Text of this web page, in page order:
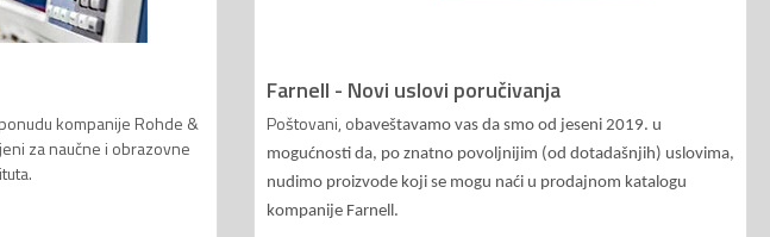
kompanije Rohde &
za naučne i obrazovne
Farnell - Novi uslovi poručivanja
Poštovani, o baveštavamo vas da smo od jeseni 2019. u
mogućnosti da, po znatno povoljnijim (od dotadašnjih) uslovima,
nudimo proizvode koji se mogu naći u prodajnom katalogu
kompanije Farnell.